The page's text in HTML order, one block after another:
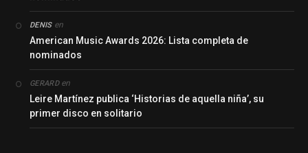
DENISen
American Music Awards 2026: Lista completa de
nominados
GERARDen
Leire Martínez publica ‘Historias de aquella niña’, su
primer disco en solitario